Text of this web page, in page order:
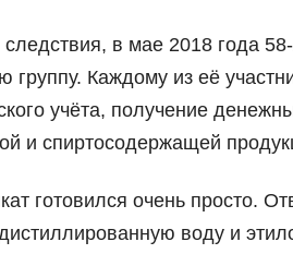
в мае 2018 года
группу. Каждому из её
учёта, получение
и спиртосодержащей
готовился очень просто.
воду и